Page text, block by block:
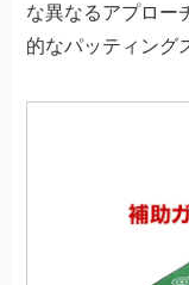
な異なるアプロー
的なパッティング